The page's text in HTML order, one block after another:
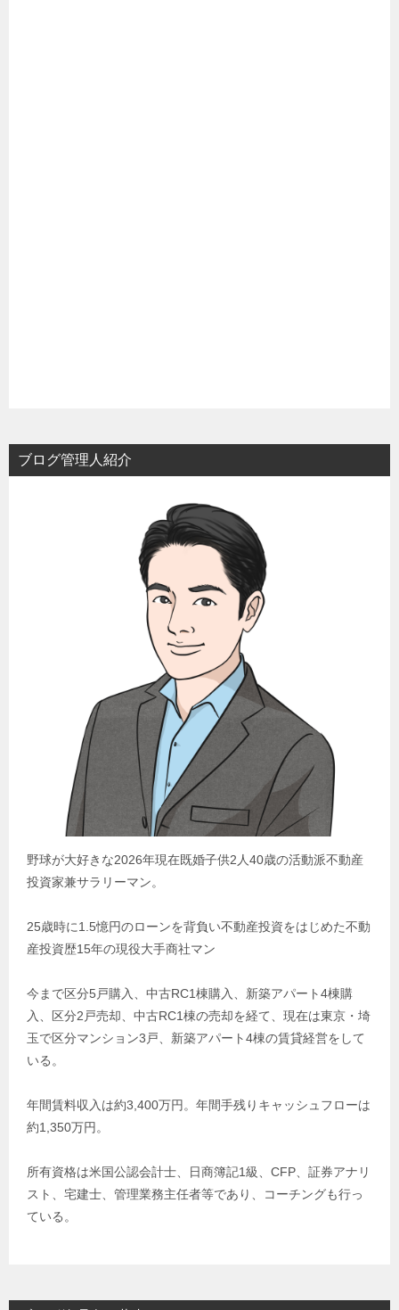
ブログ管理人紹介
野球が大好きな2026年現在既婚子供2人40歳の活動派不動産
投資家兼サラリーマン。
25歳時に1.5憶円のローンを背負い不動産投資をはじめた不動
産投資歴15年の現役大手商社マン
今まで区分5戸購入、中古RC1棟購入、新築アパート4棟購
入、区分2戸売却、中古RC1棟の売却を経て、現在は東京・埼
玉で区分マンション3戸、新築アパート4棟の賃貸経営をして
いる。
年間賃料収入は約3,400万円。年間手残りキャッシュフローは
約1,350万円。
所有資格は米国公認会計士、日商簿記1級、CFP、証券アナリ
スト、宅建士、管理業務主任者等であり、コーチングも行っ
ている。